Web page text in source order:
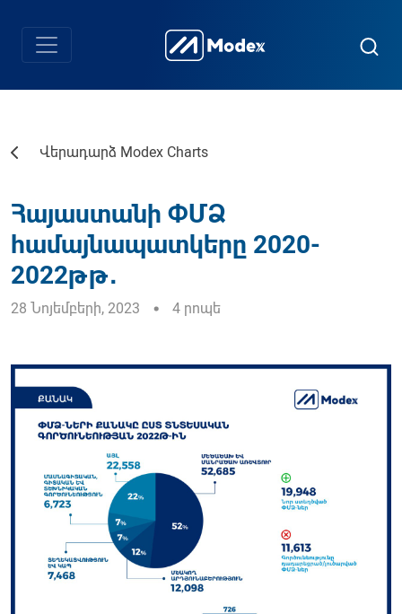
Վերադարձ Modex Charts
Հայաստանի ՓՄՁ
համայնապատկերը 2020-
2022թթ․
28 Նոյեմբերի, 2023 4 րոպե